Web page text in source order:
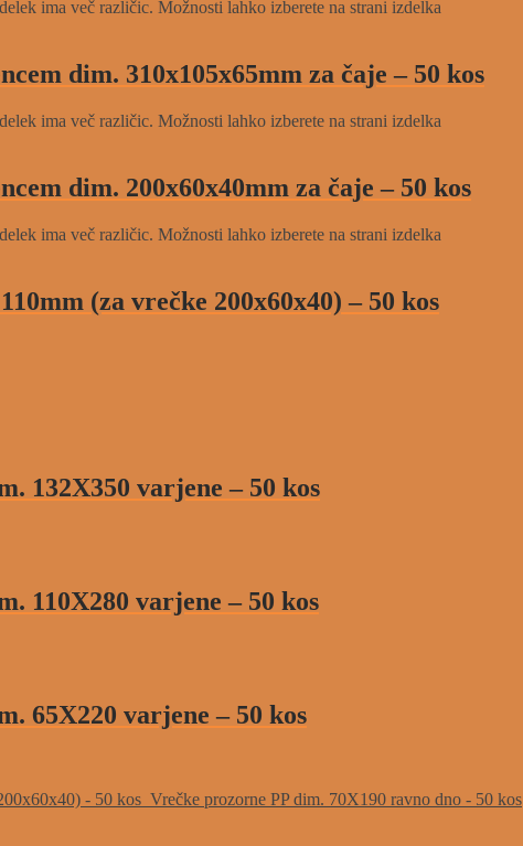
ima več različic. Možnosti lahko izberete na strani izdelka
dim. 310x105x65mm za čaje – 50 kos
ima več različic. Možnosti lahko izberete na strani izdelka
dim. 200x60x40mm za čaje – 50 kos
ima več različic. Možnosti lahko izberete na strani izdelka
(za vrečke 200x60x40) – 50 kos
132X350 varjene – 50 kos
110X280 varjene – 50 kos
65X220 varjene – 50 kos
- 50 kos Vrečke prozorne PP dim. 70X190 ravno dno - 50 kos